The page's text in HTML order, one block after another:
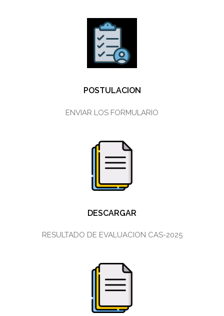
POSTULACION
ENVIAR LOS FORMULARIO
DESCARGAR
RESULTADO DE EVALUACION CAS-2025